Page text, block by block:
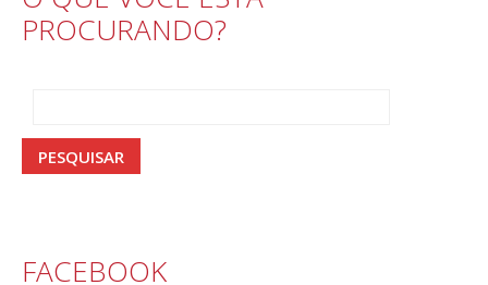
PROCURANDO?
FACEBOOK